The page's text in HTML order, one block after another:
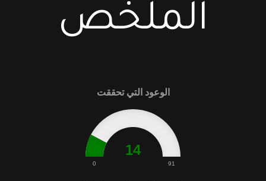
الملخص
الوعود التي تحققت
14
0 91